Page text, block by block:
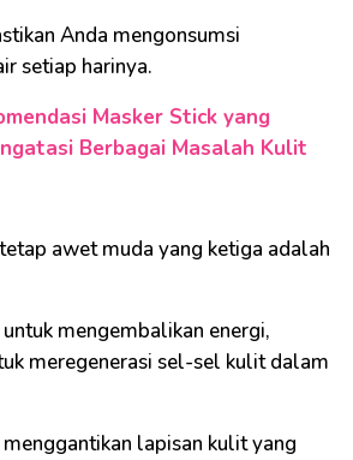
Anda mengonsumsi
setiap harinya.
Masker Stick yang
Berbagai Masalah Kulit
awet muda yang ketiga adalah
mengembalikan energi,
meregenerasi sel-sel kulit dalam
lapisan kulit yang